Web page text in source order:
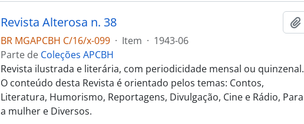
Revista Alterosa n. 38
BR MGAPCBH C/16/x-099 · Item · 1943-06
Parte de Coleções APCBH
Revista ilustrada e literária, com periodicidade mensal ou quinzenal.
O conteúdo desta Revista é orientado pelos temas: Contos,
Literatura, Humorismo, Reportagens, Divulgação, Cine e Rádio, Para
a mulher e Diversos.